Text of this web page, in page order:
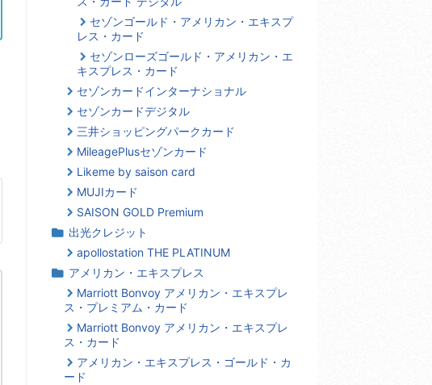
セゾンゴールド・アメリカン・エキスプ
レス・カード
セゾンローズゴールド・アメリカン・エ
キスプレス・カード
セゾンカードインターナショナル
セゾンカードデジタル
三井ショッピングパークカード
MileagePlusセゾンカード
Likeme by saison card
MUJIカード
SAISON GOLD Premium
出光クレジット
apollostation THE PLATINUM
アメリカン・エキスプレス
Marriott Bonvoy アメリカン・エキスプレ
ス・プレミアム・カード
Marriott Bonvoy アメリカン・エキスプレ
ス・カード
アメリカン・エキスプレス・ゴールド・カ
ード